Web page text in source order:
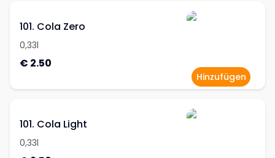
101. Cola Zero
0,33l
€ 2.50
Hinzufügen
101. Cola Light
0,33l